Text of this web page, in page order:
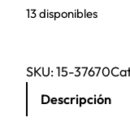
13 disponibles
SKU:15-37670
Descripción